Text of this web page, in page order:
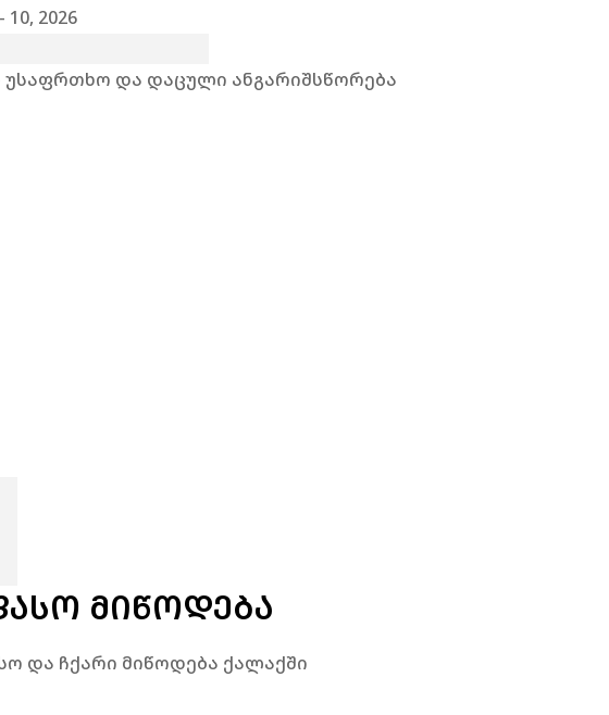
10, 2026
- უსაფრთხო და დაცული ანგარიშსწორება
ᲛᲘᲬᲝᲓᲔᲑᲐ
და ჩქარი მიწოდება ქალაქში